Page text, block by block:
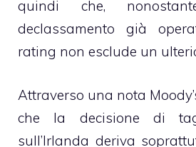
quindi che,
declassamento già
rating non esclude un
Attraverso una nota
che la decisione di
sull’Irlanda deriva